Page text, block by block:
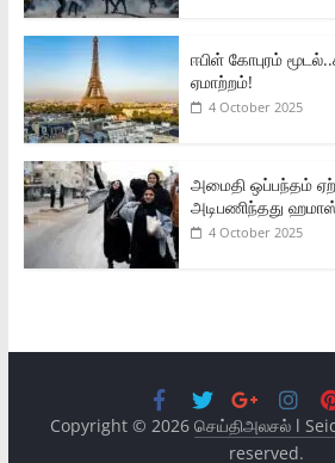
ஈபிள் கோபுரம்
ஏமாற்றம்!
4 October 2025
அமைதி ஒப்பந்தம்
அடிபணிந்தது
4 October 2025
Copyright © 2026செய்திஅலசல் l
reserved.